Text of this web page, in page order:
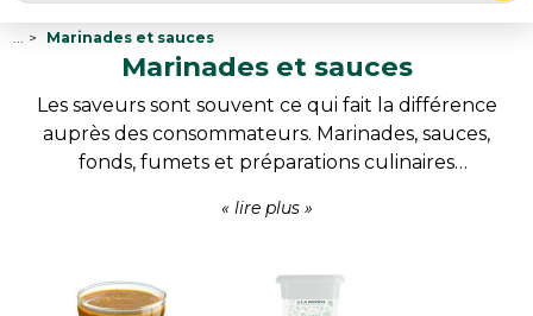
Marinades et sauces
Marinades et sauces
Les saveurs sont souvent ce qui fait la différence
auprès des consommateurs. Marinades, sauces,
fonds, fumets et préparations culinaires
apportant caractère et gourmandise aux produits.
bénéficient ainsi d'assaisonnements variés qui
favorisent la différenciation de l'offre. Une